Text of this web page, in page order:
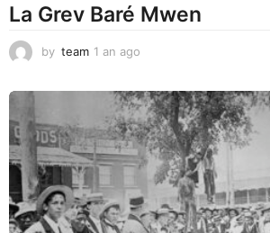
La Grev Baré Mwen
by team 1 an ago
a
g
o